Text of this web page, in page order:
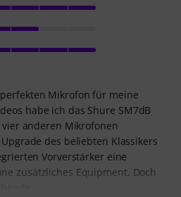
Mikrofon für meine
habe ich das Shure SM7dB
anderen Mikrofonen
des beliebten Klassikers
Vorverstärker eine
zusätzliches Equipment. Doch